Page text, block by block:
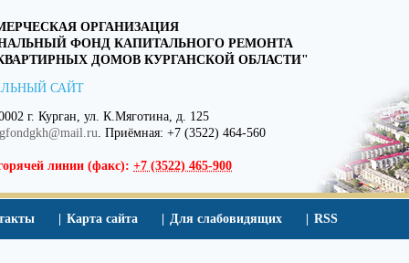
ОРГАНИЗАЦИЯ
ФОНД КАПИТАЛЬНОГО РЕМОНТА
ДОМОВ КУРГАНСКОЙ ОБЛАСТИ"
САЙТ
г. Курган, ул. К.Мяготина, д. 125
. Приёмная: +7 (3522) 464-560
линии (факс): +7 (3522) 465-900
Карта сайта Для слабовидящих RSS